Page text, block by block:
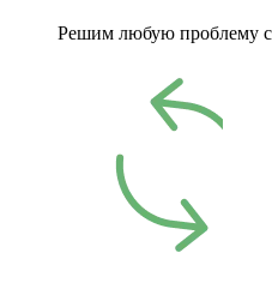
Решим любую проблему с